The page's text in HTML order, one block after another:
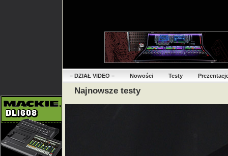
– DZIAŁ VIDEO – Nowości Testy
Najnowsze testy